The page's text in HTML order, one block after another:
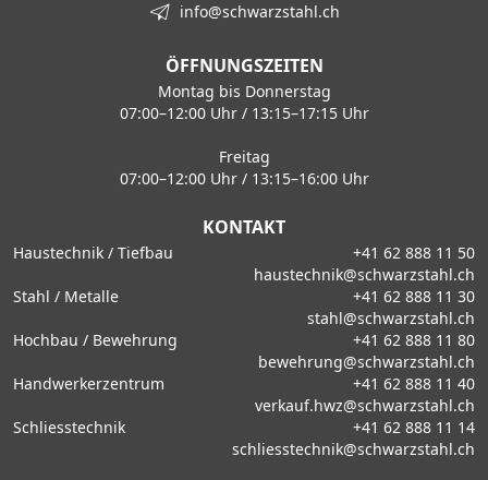
info@schwarzstahl.ch
ÖFFNUNGSZEITEN
Montag bis Donnerstag
07:00–12:00 Uhr / 13:15–17:15 Uhr
Freitag
07:00–12:00 Uhr / 13:15–16:00 Uhr
KONTAKT
Haustechnik / Tiefbau
+41 62 888 11 50
haustechnik@schwarzstahl.ch
Stahl / Metalle
+41 62 888 11 30
stahl@schwarzstahl.ch
Hochbau / Bewehrung
+41 62 888 11 80
bewehrung@schwarzstahl.ch
Handwerkerzentrum
+41 62 888 11 40
verkauf.hwz@schwarzstahl.ch
Schliesstechnik
+41 62 888 11 14
schliesstechnik@schwarzstahl.ch